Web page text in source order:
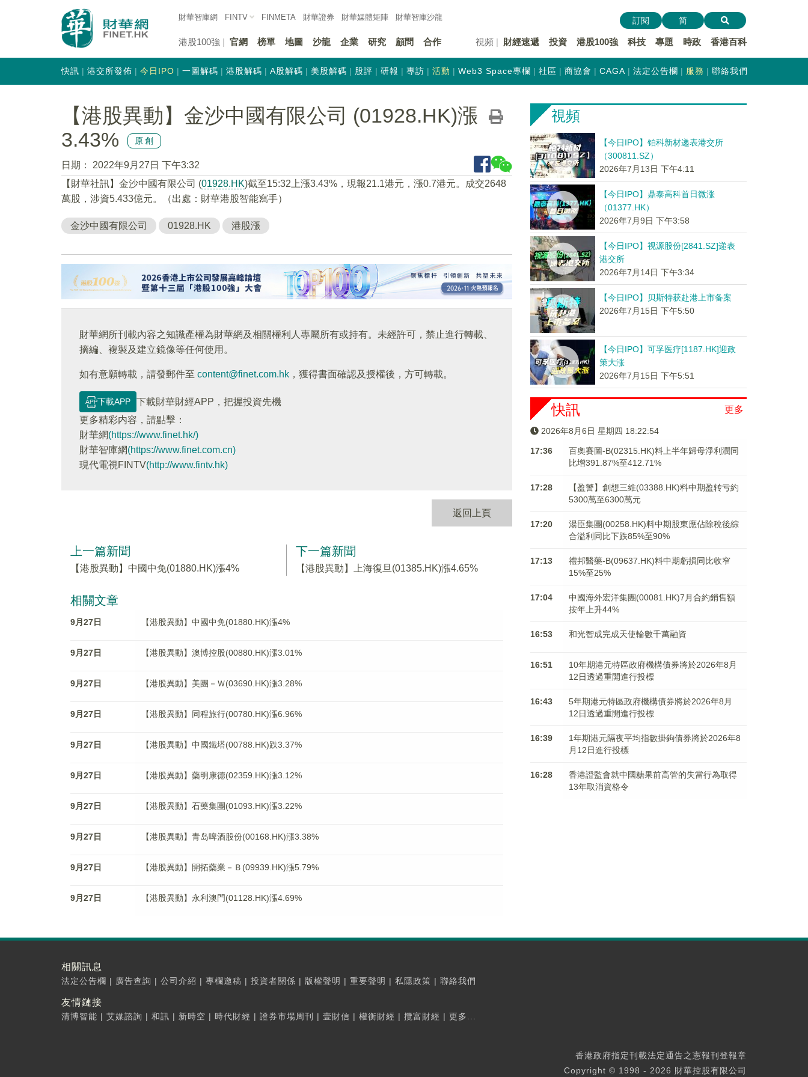
財華智庫網 FINTV FINMETA 財華證券 財華媒體矩陣 財華智庫沙龍
港股100強 官網 榜單 地圖 沙龍 企業 研究 顧問 合作 視頻 財經速遞 投資 港股100強 科技 專題 時政 香港百科
訂閱 简
快訊 港交所發佈 今日IPO 一圖解碼 港股解碼 A股解碼 美股解碼 股評 研報 專訪 活動 Web3 Space專欄 社區 商協會 CAGA 法定公告欄 服務 聯絡我們
【港股異動】金沙中國有限公司 (01928.HK)漲
3.43%
原創
日期：
2022年9月27日 下午3:32
【財華社訊】金沙中國有限公司 (01928.HK)截至15:32上漲3.43%，現報21.1港元，漲0.7港元。成交2648
萬股，涉資5.433億元。（出處：財華港股智能寫手）
金沙中國有限公司 01928.HK 港股漲
財華網所刊載內容之知識產權為財華網及相關權利人專屬所有或持有。未經許可，禁止進行轉載、
摘編、複製及建立鏡像等任何使用。
如有意願轉載，請發郵件至 content@finet.com.hk ，獲得書面確認及授權後，方可轉載。
下載APP
下載財華財經APP，把握投資先機
更多精彩内容，請點擊：
財華網(https://www.finet.hk/)
財華智庫網(https://www.finet.com.cn)
現代電視FINTV(http://www.fintv.hk)
返回上頁
上一篇新聞
【港股異動】中國中免(01880.HK)漲4%
下一篇新聞
【港股異動】上海復旦(01385.HK)漲4.65%
相關文章
9月27日 【港股異動】中國中免(01880.HK)漲4%
9月27日 【港股異動】澳博控股(00880.HK)漲3.01%
9月27日 【港股異動】美團－Ｗ(03690.HK)漲3.28%
9月27日 【港股異動】同程旅行(00780.HK)漲6.96%
9月27日 【港股異動】中國鐵塔(00788.HK)跌3.37%
9月27日 【港股異動】藥明康德(02359.HK)漲3.12%
9月27日 【港股異動】石藥集團(01093.HK)漲3.22%
9月27日 【港股異動】青岛啤酒股份(00168.HK)漲3.38%
9月27日 【港股異動】開拓藥業－Ｂ(09939.HK)漲5.79%
9月27日 【港股異動】永利澳門(01128.HK)漲4.69%
視頻
【今日IPO】铂科新材递表港交所
（300811.SZ）
2026年7月13日 下午4:11
【今日IPO】鼎泰高科首日微涨
（01377.HK）
2026年7月9日 下午3:58
【今日IPO】视源股份[2841.SZ]递表
港交所
2026年7月14日 下午3:34
【今日IPO】贝斯特获赴港上市备案
2026年7月15日 下午5:50
【今日IPO】可孚医疗[1187.HK]迎政
策大涨
2026年7月15日 下午5:51
更多
快訊
2026年8月6日 星期四 18:22:55
17:36
百奧賽圖-B(02315.HK)料上半年歸母淨利潤同
比增391.87%至412.71%
17:28
【盈警】創想三維(03388.HK)料中期盈转亏約
5300萬至6300萬元
17:20
湯臣集團(00258.HK)料中期股東應佔除稅後綜
合溢利同比下跌85%至90%
17:13
禮邦醫藥-B(09637.HK)料中期虧損同比收窄
15%至25%
17:04
中國海外宏洋集團(00081.HK)7月合約銷售額
按年上升44%
16:53 和光智成完成天使輪數千萬融資
16:51
10年期港元特區政府機構債券將於2026年8月
12日透過重開進行投標
16:43
5年期港元特區政府機構債券將於2026年8月
12日透過重開進行投標
16:39
1年期港元隔夜平均指數掛鉤債券將於2026年8
月12日進行投標
16:28
香港證監會就中國糖果前高管的失當行為取得
13年取消資格令
相關訊息
法定公告欄 | 廣告查詢 | 公司介紹 | 專欄邀稿 | 投資者關係 | 版權聲明 | 重要聲明 | 私隱政策 | 聯絡我們
友情鏈接
清博智能 | 艾媒諮詢 | 和訊 | 新時空 | 時代財經 | 證券市場周刊 | 壹財信 | 權衡財經 | 攬富財經 | 更多...
香港政府指定刊載法定通告之憲報刊登報章
Copyright © 1998 - 2026 財華控股有限公司